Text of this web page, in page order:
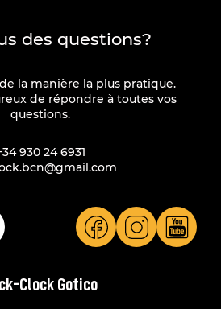
des questions?
la manière la plus pratique.
de répondre à toutes vos
questions.
930 24 6931
Clock Gotico